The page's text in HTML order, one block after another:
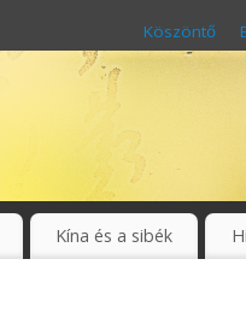
Köszöntő
Kína és a sibék